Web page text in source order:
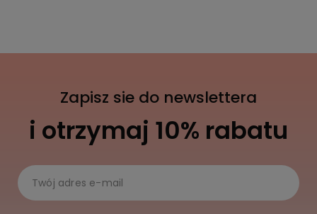
Zapisz sie do newslettera
i otrzymaj 10% rabatu
Twój adres e-mail